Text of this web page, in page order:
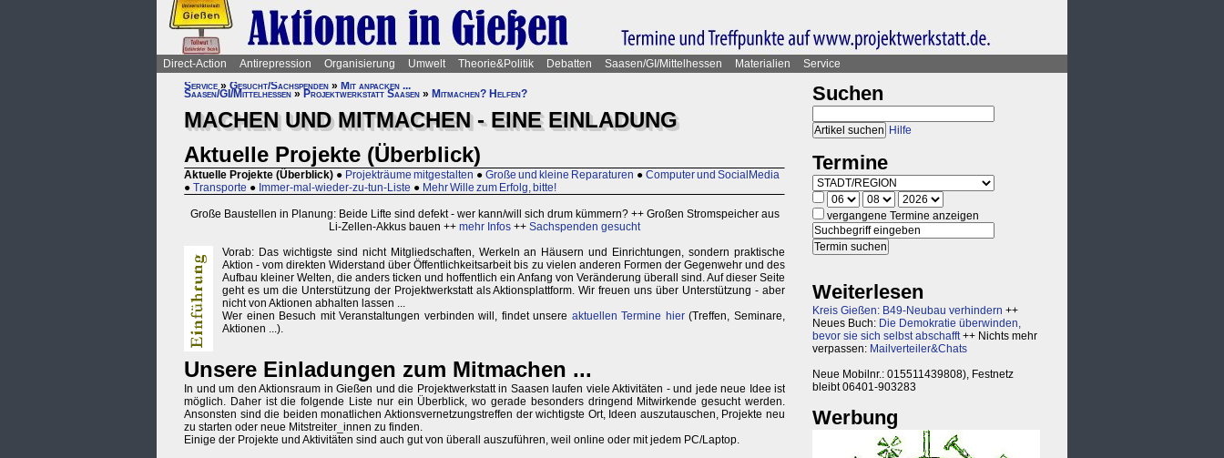
Direct-Action Antirepression Organisierung Umwelt Theorie&Politik Debatten Saasen/GI/Mittelhessen Materialien
Service
Service » Gesucht/Sachspenden » Mit anpacken ...
Saasen/GI/Mittelhessen » Projektwerkstatt Saasen » Mitmachen? Helfen?
MACHEN UND MITMACHEN - EINE EINLADUNG
Aktuelle Projekte (Überblick)
Aktuelle Projekte (Überblick) ● Projekträume mitgestalten ● Große und kleine Reparaturen ● Computer und SocialMedia
● Transporte ● Immer-mal-wieder-zu-tun-Liste ● Mehr Wille zum Erfolg, bitte!
Große Baustellen in Planung: Beide Lifte sind defekt - wer kann/will sich drum kümmern? ++ Großen Stromspeicher aus
Li-Zellen-Akkus bauen ++ mehr Infos ++ Sachspenden gesucht
Vorab: Das wichtigste sind nicht Mitgliedschaften, Werkeln an Häusern und Einrichtungen, sondern praktische
Aktion - vom direkten Widerstand über Öffentlichkeitsarbeit bis zu vielen anderen Formen der Gegenwehr und des
Aufbau kleiner Welten, die anders ticken und hoffentlich ein Anfang von Veränderung überall sind. Auf dieser Seite
geht es um die Unterstützung der Projektwerkstatt als Aktionsplattform. Wir freuen uns über Unterstützung - aber
nicht von Aktionen abhalten lassen ...
Wer einen Besuch mit Veranstaltungen verbinden will, findet unsere aktuellen Termine hier(Treffen, Seminare,
Aktionen ...).
Unsere Einladungen zum Mitmachen ...
In und um den Aktionsraum in Gießen und die Projektwerkstatt in Saasen laufen viele Aktivitäten - und jede neue Idee ist
möglich. Daher ist die folgende Liste nur ein Überblick, wo gerade besonders dringend Mitwirkende gesucht werden.
Ansonsten sind die beiden monatlichen Aktionsvernetzungstreffen der wichtigste Ort, Ideen auszutauschen, Projekte neu
zu starten oder neue Mitstreiter_innen zu finden.
Einige der Projekte und Aktivitäten sind auch gut von überall auszuführen, weil online oder mit jedem PC/Laptop.
Suchen
Hilfe
Termine
vergangene Termine anzeigen
Weiterlesen
Kreis Gießen: B49-Neubau verhindern ++
Neues Buch: Die Demokratie überwinden,
bevor sie sich selbst abschafft++ Nichts mehr
verpassen: Mailverteiler&Chats
Neue Mobilnr.: 015511439808), Festnetz
bleibt 06401-903283
Werbung